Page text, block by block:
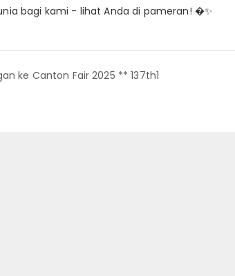
bagi kami - lihat Anda di pameran! �✨
ke Canton Fair 2025 ** 137th1